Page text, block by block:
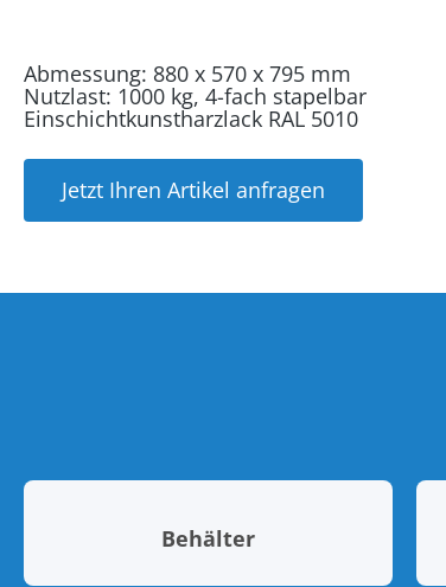
Abmessung: 880 x 570 x 795 mm
Nutzlast: 1000 kg, 4-fach stapelbar
Einschichtkunstharzlack RAL 5010
Jetzt Ihren Artikel anfragen
Behälter